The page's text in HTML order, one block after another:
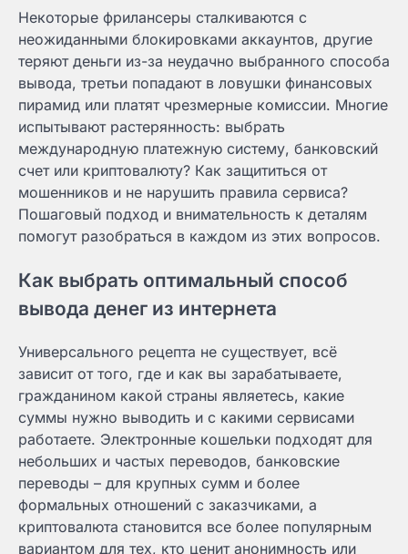
Некоторые фрилансеры сталкиваются с
неожиданными блокировками аккаунтов, другие
теряют деньги из-за неудачно выбранного способа
вывода, третьи попадают в ловушки финансовых
пирамид или платят чрезмерные комиссии. Многие
испытывают растерянность: выбрать
международную платежную систему, банковский
счет или криптовалюту? Как защититься от
мошенников и не нарушить правила сервиса?
Пошаговый подход и внимательность к деталям
помогут разобраться в каждом из этих вопросов.
Как выбрать оптимальный способ
вывода денег из интернета
Универсального рецепта не существует, всё
зависит от того, где и как вы зарабатываете,
гражданином какой страны являетесь, какие
суммы нужно выводить и с какими сервисами
работаете. Электронные кошельки подходят для
небольших и частых переводов, банковские
переводы – для крупных сумм и более
формальных отношений с заказчиками, а
криптовалюта становится все более популярным
вариантом для тех, кто ценит анонимность или